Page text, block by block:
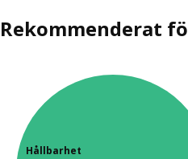
Rekommenderat
Hållbarhet